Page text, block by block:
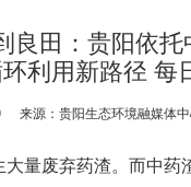
良田：贵阳依
利用新路径 每
来源：贵阳生态环境融媒体
量废弃药渣。而中药